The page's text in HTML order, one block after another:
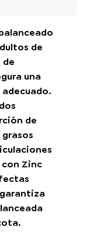
de
de
una
de
Zinc